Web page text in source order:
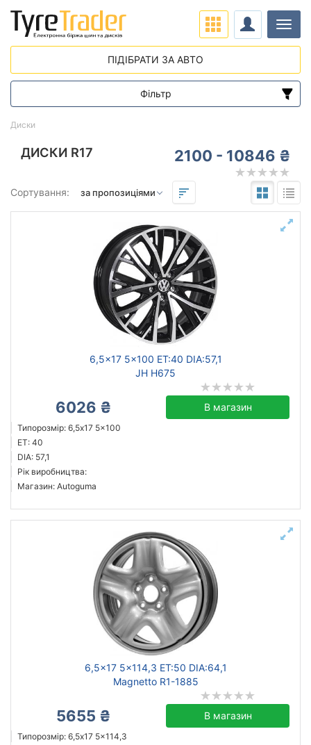
ДИСКИ R17 2100 - 10846 ₴
Сортування:
6,5x17 5x100 ET:40 DIA:57,1
JH H675
6026 ₴ В магазин
Типорозмір: 6,5x17 5x100
ET: 40
DIA: 57,1
Рік виробництва:
Магазин: Autoguma
6,5x17 5x114,3 ET:50 DIA:64,1
Magnetto R1-1885
5655 ₴ В магазин
Типорозмір: 6,5x17 5x114,3
Диски
ПІДІБРАТИ ЗА АВТО
Фільтр
від
Підбір за параметрами
до
до
Steel
ZW
ALST (KFZ)
Mak
Flow Forming
Підібрати